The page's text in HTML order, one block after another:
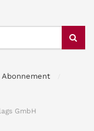
Abonnement
GmbH